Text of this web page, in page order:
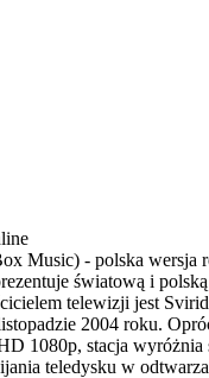
Music) - polska wersja
światową i
telewizji jest
2004 roku.
1080p, stacja wyróżnia
teledysku w